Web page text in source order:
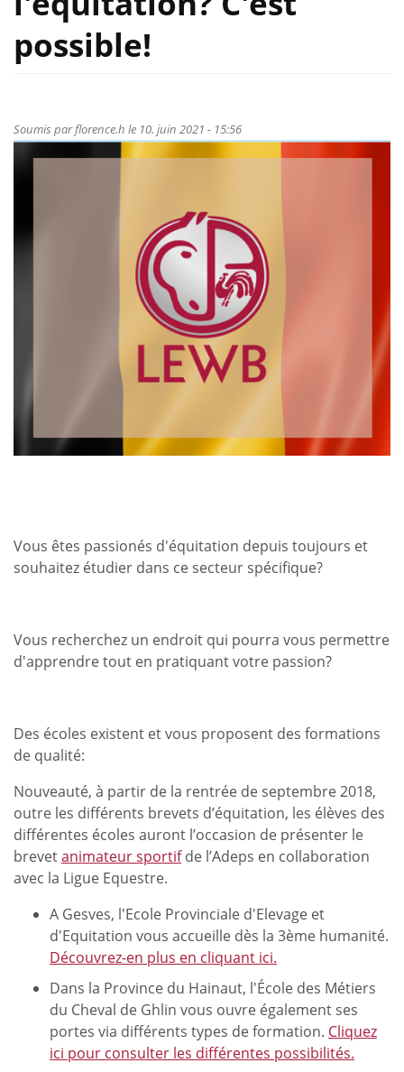
possible!
Soumis parflorence.h le 10. juin 2021 - 15:56
Vous êtes passionés d'équitation depuis toujours et
souhaitez étudier dans ce secteur spécifique?
Vous recherchez un endroit qui pourra vous permettre
d'apprendre tout en pratiquant votre passion?
Des écoles existent et vous proposent des formations
de qualité:
Nouveauté, à partir de la rentrée de septembre 2018,
outre les différents brevets d’équitation, les élèves des
différentes écoles auront l’occasion de présenter le
brevetanimateur sportifde l’Adeps en collaboration
avec la Ligue Equestre.
A Gesves, l'Ecole Provinciale d'Elevage et
d'Equitation vous accueille dès la 3ème humanité.
Découvrez-en plus en cliquant ici.
Dans la Province du Hainaut, l'École des Métiers
du Cheval de Ghlin vous ouvre également ses
portes via différents types de formation. Cliquez
ici pour consulter les différentes possibilités.